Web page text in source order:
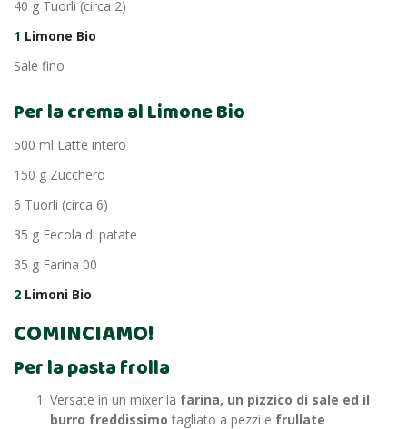
40 g Tuorli (circa 2)
1 Limone Bio
Sale fino
Per la crema al Limone Bio
500 ml Latte intero
150 g Zucchero
6 Tuorli (circa 6)
35 g Fecola di patate
35 g Farina 00
2 Limoni Bio
COMINCIAMO!
Per la pasta frolla
Versate in un mixer la farina, un pizzico di sale ed il
burro freddissimo tagliato a pezzi e frullate